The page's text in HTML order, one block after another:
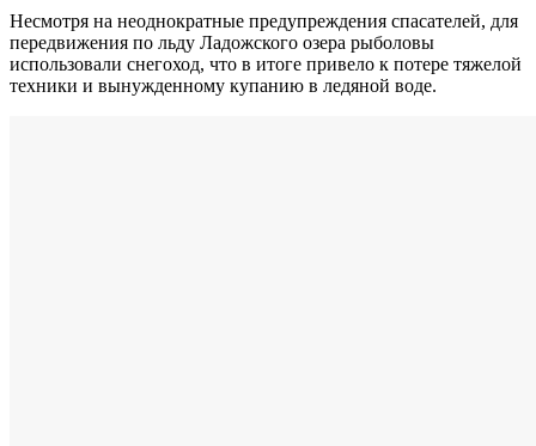
Несмотря на неоднократные предупреждения спасателей, для
передвижения по льду Ладожского озера рыболовы
использовали снегоход, что в итоге привело к потере тяжелой
техники и вынужденному купанию в ледяной воде.